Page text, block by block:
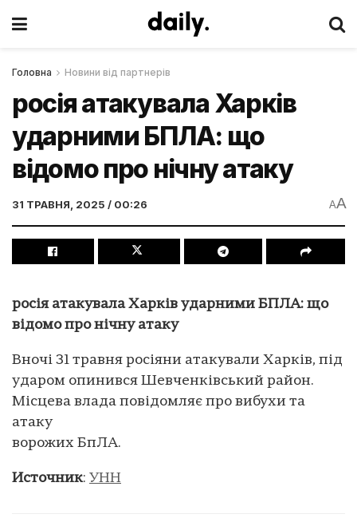
Головна Новини від партнерів
росія атакувала Харків
ударними БПЛА: що
відомо про нічну атаку
31 ТРАВНЯ, 2025 / 00:26 AA
росія атакувала Харків ударними БПЛА: що
відомо про нічну атаку
Вночі 31 травня росіяни атакували Харків, під
ударом опинився Шевченківський район.
Місцева влада повідомляє про вибухи та
атаку
ворожих БпЛА.
Источник: УНН